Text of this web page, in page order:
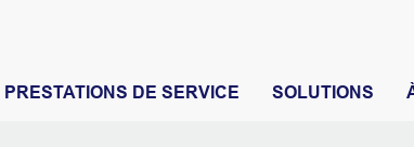
PRESTATIONS DE SERVICE SOLUTIONS